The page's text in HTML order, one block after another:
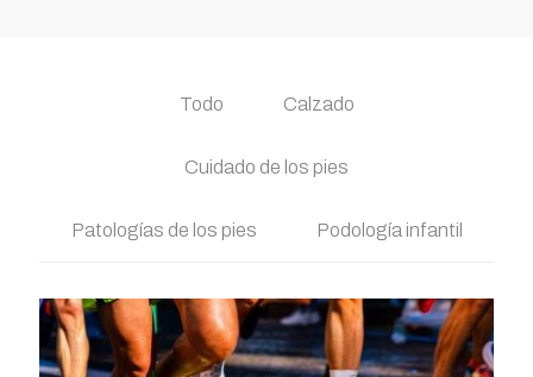
Todo Calzado
Cuidado de los pies
Patologías de los pies Podología infantil